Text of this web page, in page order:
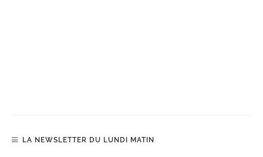
LA NEWSLETTER DU LUNDI MATIN